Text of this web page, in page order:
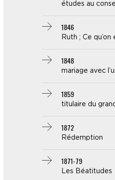
études au
1846
Ruth ; Ce
1848
mariage avec
1859
titulaire du
1872
Rédemption
1871-79
Les Béatitudes